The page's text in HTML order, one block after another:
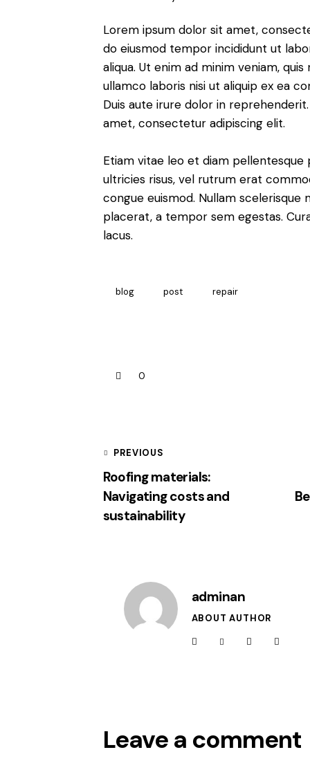
Lorem ipsum dolor sit amet,
do eiusmod tempor incididunt ut
aliqua. Ut enim ad minim veniam,
ullamco laboris nisi ut aliquip ex ea
Duis aute irure dolor in
amet, consectetur adipiscing elit.
Etiam vitae leo et diam pellentesque
ultricies risus, vel rutrum erat
congue euismod. Nullam scelerisque
placerat, a tempor sem egestas.
lacus.
blog post repair
0
PREVIOUS
Roofing materials:
Navigating costs and
sustainability
adminan
ABOUT AUTHOR
Leave a comment